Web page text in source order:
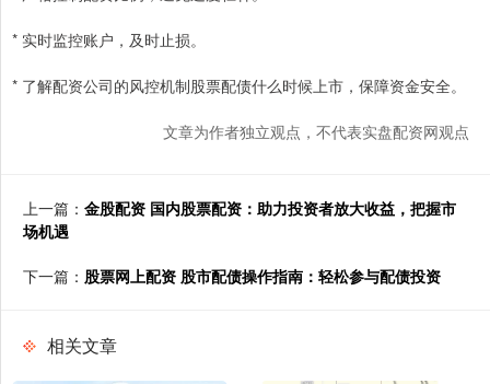
* 实时监控账户，及时止损。
* 了解配资公司的风控机制股票配债什么时候上市，保障资金安全。
文章为作者独立观点，不代表实盘配资网观点
上一篇： 金股配资 国内股票配资：助力投资者放大收益，把握市
场机遇
下一篇： 股票网上配资 股市配债操作指南：轻松参与配债投资
相关文章